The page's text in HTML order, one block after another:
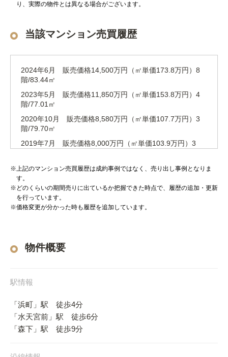
り、実際の物件とは異なる場合がございます。
当該マンション売買履歴
2024年6月 販売価格14,500万円（㎡単価173.8万円）8
階/83.44㎡
2023年5月 販売価格11,850万円（㎡単価153.8万円）4
階/77.01㎡
2020年10月 販売価格8,580万円（㎡単価107.7万円）3
階/79.70㎡
2019年7月 販売価格8,000万円（㎡単価103.9万円）3
2018年4月 販売価格7,750万円（㎡単価92.9万円）7
階/83.44㎡
2018年4月 販売価格7,480万円（㎡単価97.2万円）6
階/77.01㎡
階/78.52㎡
※上記のマンション売買履歴は成約事例ではなく、売り出し事例となりま
す。
※どのくらいの期間売りに出ているか把握できた時点で、履歴の追加・更新
を行っています。
※価格変更が分かった時も履歴を追加しています。
物件概要
駅情報
「浜町」駅 徒歩4分
「水天宮前」駅 徒歩6分
「森下」駅 徒歩9分